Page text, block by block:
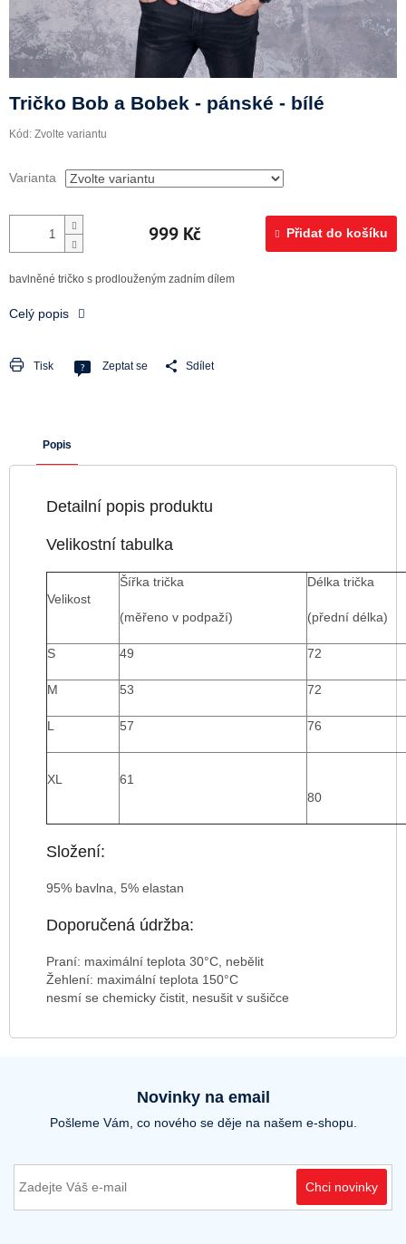
Doprava a platba
Tričko Bob a Bobek - pánské - bílé
Kód: Zvolte variantu
Varianta
999 Kč Přidat do košíku
bavlněné tričko s prodlouženým zadním dílem
Celý popis
Tisk Zeptat se Sdílet
Popis
Detailní popis produktu
Velikostní tabulka
Velikost
Šířka trička
(měřeno v podpaží)
Délka trička
(přední délka)
S 49 72
M 53 72
L 57 76
XL
61
80
Složení:
95% bavlna, 5% elastan
Doporučená údržba:
Praní: maximální teplota 30°C, nebělit
Žehlení: maximální teplota 150°C
nesmí se chemicky čistit, nesušit v sušičce
Novinky na email
Pošleme Vám, co nového se děje na našem e-shopu.
Chci novinky